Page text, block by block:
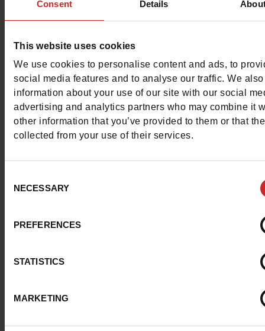
Consent Details
This website uses cookies
We use cookies to personalise content and ads, to
social media features and to analyse our traffic. We
information about your use of our site with our social
advertising and analytics partners who may combine it
other information that you’ve provided to them or that
collected from your use of their services.
Selection
NECESSARY
PREFERENCES
STATISTICS
MARKETING
Waterbestendig Neen
Uitneembare zool
ProductAttribute.DisplayName.532Zonder
Maatadvies
Neem je
schoenmaat
Om ze zo goed als nieuw te houden